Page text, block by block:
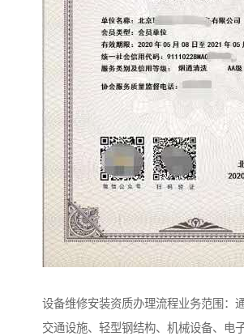
设备维修安装资质办理流程业务范围：
交通设施、轻型钢结构、机械设备、电